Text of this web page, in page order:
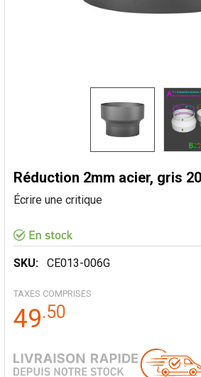
Réduction 2mm acier, gris
Écrire une critique
SKU: CE013-006G
TAXES COMPRISES
49.50